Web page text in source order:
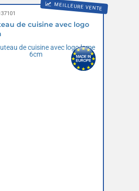
MEILLEURE VENTE
de cuisine avec logo